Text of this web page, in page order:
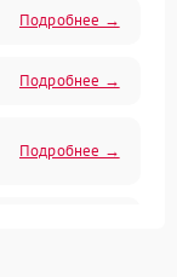
Подробнее →
Подробнее →
Подробнее →